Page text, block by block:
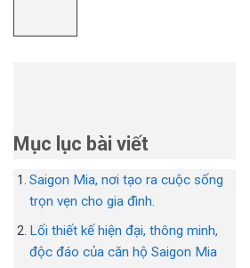
Mục lục bài viết
Saigon Mia, nơi tạo ra cuộc sống
trọn vẹn cho gia đình.
Lối thiết kế hiện đại, thông minh,
độc đáo của căn hộ Saigon Mia